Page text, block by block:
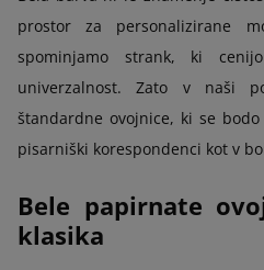
prostor za personalizirane
spominjamo strank, ki
univerzalnost. Zato v naši
štandardne ovojnice, ki se
pisarniški korespondenci kot v
Bele papirnate
klasika